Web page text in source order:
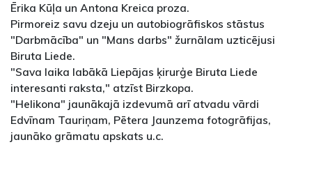
Ērika Kūļa un Antona Kreica proza.
Pirmoreiz savu dzeju un autobiogrāfiskos stāstus
"Darbmācība" un "Mans darbs" žurnālam uzticējusi
Biruta Liede.
"Sava laika labākā Liepājas ķirurģe Biruta Liede
interesanti raksta," atzīst Birzkopa.
"Helikona" jaunākajā izdevumā arī atvadu vārdi
Edvīnam Tauriņam, Pētera Jaunzema fotogrāfijas,
jaunāko grāmatu apskats u.c.